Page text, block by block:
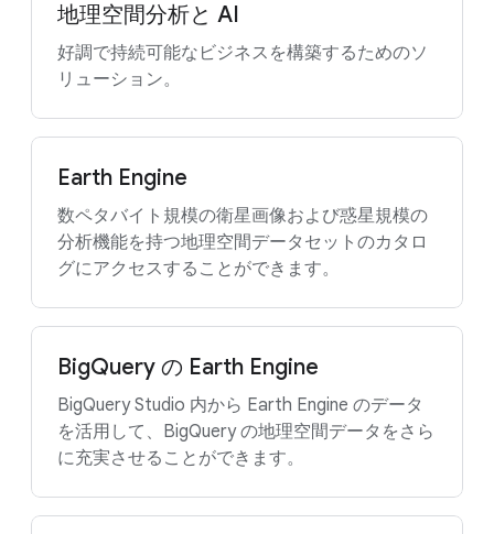
地理空間分析と AI
好調で持続可能なビジネスを構築するためのソ
リューション。
Earth Engine
数ペタバイト規模の衛星画像および惑星規模の
分析機能を持つ地理空間データセットのカタロ
グにアクセスすることができます。
BigQuery の Earth Engine
BigQuery Studio 内から Earth Engine のデータ
を活用して、BigQuery の地理空間データをさら
に充実させることができます。